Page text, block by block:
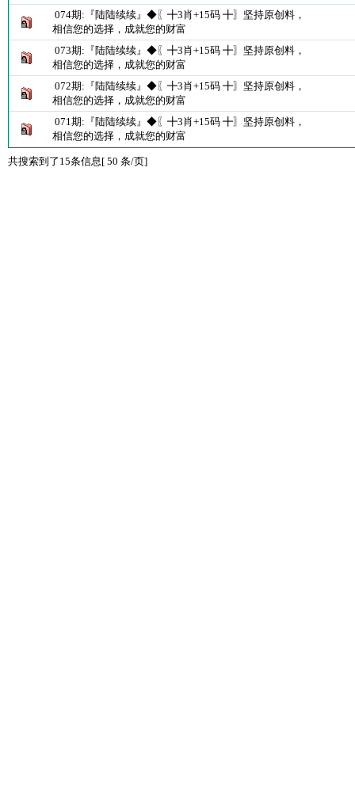
074期:『陆陆续续』◆〖╋3肖+15码 ╋〗坚持原创料，
相信您的选择，成就您的财富
073期:『陆陆续续』◆〖╋3肖+15码 ╋〗坚持原创料，
相信您的选择，成就您的财富
072期:『陆陆续续』◆〖╋3肖+15码 ╋〗坚持原创料，
相信您的选择，成就您的财富
071期:『陆陆续续』◆〖╋3肖+15码 ╋〗坚持原创料，
相信您的选择，成就您的财富
共搜索到了15条信息[ 50 条/页]